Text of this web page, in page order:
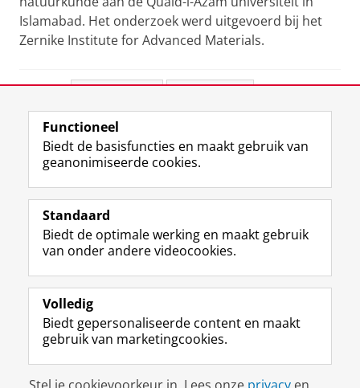
Islamabad. Het onderzoek werd uitgevoerd bij het
Zernike Institute for Advanced Materials.
View this page in:English
Volg de RUG
F
a
e
b
o
p
a
i
n
L
i
k
e
I
-
p
g
i
R
S
-
f
e
R
k
s
I
n
t
r
m
c
c
Y
o
T
e
k
a
a
Studiekiezers
Alumni
Over ons
Disclaimer & Copyright
Functioneel
Biedt de basisfuncties en maakt gebruik van
geanonimiseerde cookies.
Standaard
Biedt de optimale werking en maakt gebruik
van onder andere videocookies.
Volledig
Biedt gepersonaliseerde content en maakt
gebruik van marketingcookies.